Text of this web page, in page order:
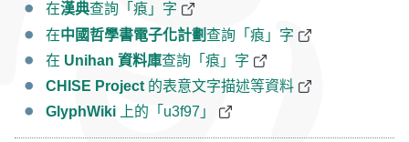
在漢典查詢「㾗」字
在中國哲學書電子化計劃查詢「㾗」字
在 Unihan 資料庫查詢「㾗」字
CHISE Project 的表意文字描述等資料
GlyphWiki 上的「u3f97」